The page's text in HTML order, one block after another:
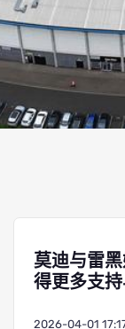
莫迪与雷
得更多支
2026-04-01